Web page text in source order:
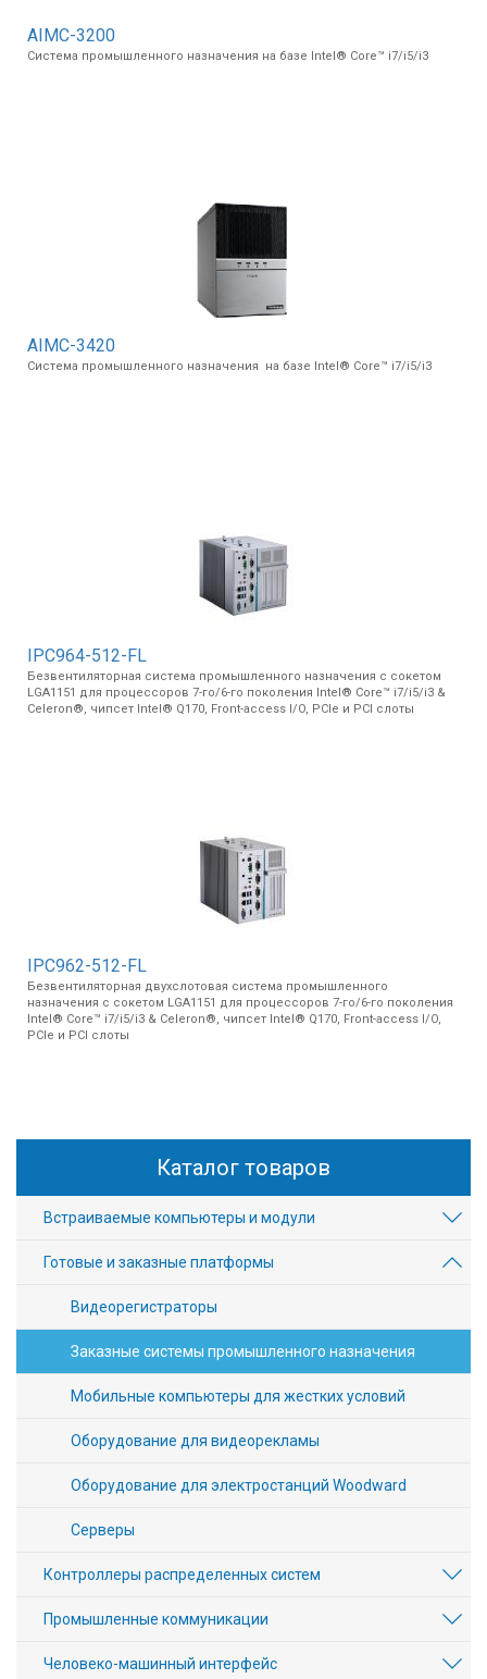
поддержка
AIMC-3200
Система промышленного назначения на базе Intel® Core™ i7/i5/i3
AIMC-3420
Система промышленного назначения на базе Intel® Core™ i7/i5/i3
IPC964-512-FL
Безвентиляторная система промышленного назначения с сокетом
LGA1151 для процессоров 7-го/6-го поколения Intel® Core™ i7/i5/i3 &
Celeron®, чипсет Intel® Q170, Front-access I/O, PCIe и PCI слоты
IPC962-512-FL
Безвентиляторная двухслотовая система промышленного
назначения с сокетом LGA1151 для процессоров 7-го/6-го поколения
Intel® Core™ i7/i5/i3 & Celeron®, чипсет Intel® Q170, Front-access I/O,
PCIe и PCI слоты
Каталог товаров
Встраиваемые компьютеры и модули
Готовые и заказные платформы
Видеорегистраторы
Заказные системы промышленного назначения
Мобильные компьютеры для жестких условий
Оборудование для видеорекламы
Оборудование для электростанций Woodward
Серверы
Контроллеры распределенных систем
Промышленные коммуникации
Человеко-машинный интерфейс